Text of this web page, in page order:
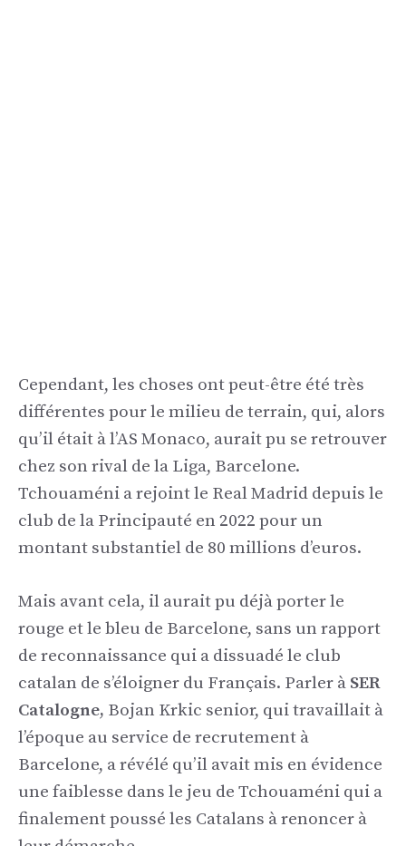
Cependant, les choses ont peut-être été très
différentes pour le milieu de terrain, qui, alors
qu’il était à l’AS Monaco, aurait pu se retrouver
chez son rival de la Liga, Barcelone.
Tchouaméni a rejoint le Real Madrid depuis le
club de la Principauté en 2022 pour un
montant substantiel de 80 millions d’euros.
Mais avant cela, il aurait pu déjà porter le
rouge et le bleu de Barcelone, sans un rapport
de reconnaissance qui a dissuadé le club
catalan de s’éloigner du Français. Parler à SER
Catalogne, Bojan Krkic senior, qui travaillait à
l’époque au service de recrutement à
Barcelone, a révélé qu’il avait mis en évidence
une faiblesse dans le jeu de Tchouaméni qui a
finalement poussé les Catalans à renoncer à